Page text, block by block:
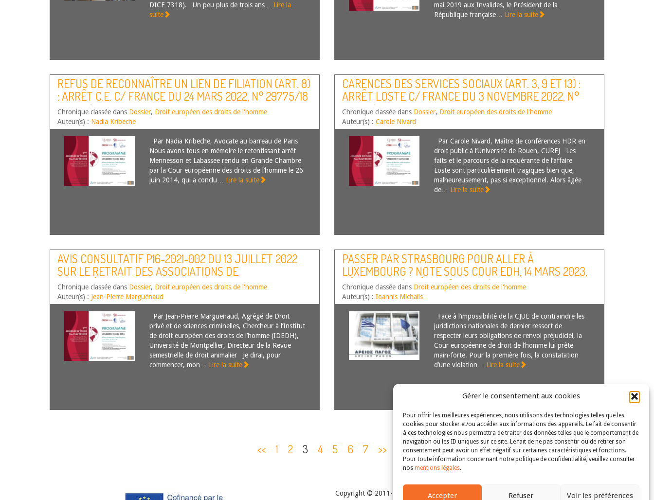
Gérer le consentement aux cookies
Pour offrir les meilleures expériences, nous utilisons des technologies telles que les
cookies pour stocker et/ou accéder aux informations des appareils. Le fait de consentir
à ces technologies nous permettra de traiter des données telles que le comportement de
navigation ou les ID uniques sur ce site. Le fait de ne pas consentir ou de retirer son
consentement peut avoir un effet négatif sur certaines caractéristiques et fonctions.
Pour toute information concernant notre politique de confidentialité, veuillez consulter
nos mentions légales.
Accepter Refuser Voir les préférences
DICE 7318). Un peu plus de trois ans… Lire la
suite
mai 2019 aux Invalides, le Président de la
République française… Lire la suite
REFUS DE RECONNAÎTRE UN LIEN DE FILIATION (ART. 8)
: ARRÊT C.E. C/ FRANCE DU 24 MARS 2022, N° 29775/18
29693/19
Chronique classée dans Dossier, Droit européen des droits de l'homme
Auteur(s) : Nadia Kribeche
Par Nadia Kribeche, Avocate au barreau de Paris
Nous avons tous en mémoire le retentissant arrêt
Mennesson et Labassee rendu en Grande Chambre
par la Cour européenne des droits de l’homme le 26
juin 2014, qui a conclu… Lire la suite
CARENCES DES SERVICES SOCIAUX (ART. 3, 9 ET 13) :
ARRÊT LOSTE C/ FRANCE DU 3 NOVEMBRE 2022, N°
59227/12
Chronique classée dans Dossier, Droit européen des droits de l'homme
Auteur(s) : Carole Nivard
Par Carole Nivard, Maître de conférences HDR en
droit public à l’Université de Rouen, CUREJ Les
faits et le parcours de la requérante de l’affaire
Loste sont particulièrement tragiques bien que,
malheureusement, pas si exceptionnel. Alors âgée
de… Lire la suite
AVIS CONSULTATIF P16-2021-002 DU 13 JUILLET 2022
SUR LE RETRAIT DES ASSOCIATIONS DE
PROPRIÉTAIRES D’UNE ASSOCIATION COMMUNALE DE
CHASSE AGRÉÉE
Chronique classée dans Dossier, Droit européen des droits de l'homme
Auteur(s) : Jean-Pierre Marguénaud
Par Jean-Pierre Marguenaud, Agrégé de Droit
privé et de sciences criminelles, Chercheur à l’Institut
de droit européen des droits de l’homme (IDEDH),
Université de Montpellier, Directeur de la Revue
semestrielle de droit animalier Je dirai, pour
commencer, mon… Lire la suite
PASSER PAR STRASBOURG POUR ALLER À
LUXEMBOURG ? NOTE SOUS COUR EDH, 14 MARS 2023,
GÉORGIOU C/ GRÈCE, N° 57378/18
Chronique classée dans Droit européen des droits de l'homme
Auteur(s) : Ioannis Michalis
Face à l’impossibilité de la CJUE de contraindre les
juridictions nationales de dernier ressort de
respecter leurs obligations de renvoi préjudiciel, la
Cour européenne de droit de l’homme lui prête
main-forte. Pour la première fois, la constatation
d’une violation… Lire la suite
<< 1 2 3 4 5 6 7 >> Fin
Copyright © 2011-2026 Revue des droits et libertés fondamentaux
| Tous droits réservés